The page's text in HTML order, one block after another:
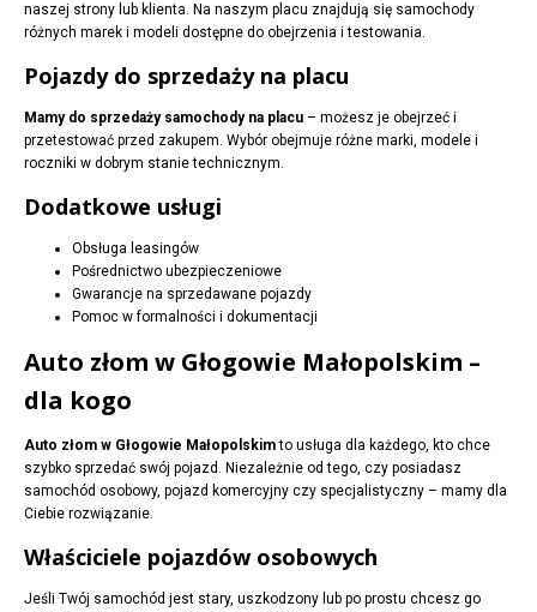
naszej strony lub klienta. Na naszym placu znajdują się samochody
różnych marek i modeli dostępne do obejrzenia i testowania.
Pojazdy do sprzedaży na placu
Mamy do sprzedaży samochody na placu – możesz je obejrzeć i
przetestować przed zakupem. Wybór obejmuje różne marki, modele i
roczniki w dobrym stanie technicznym.
Dodatkowe usługi
Obsługa leasingów
Pośrednictwo ubezpieczeniowe
Gwarancje na sprzedawane pojazdy
Pomoc w formalności i dokumentacji
Auto złom w Głogowie Małopolskim –
dla kogo
Auto złom w Głogowie Małopolskimto usługa dla każdego, kto chce
szybko sprzedać swój pojazd. Niezależnie od tego, czy posiadasz
samochód osobowy, pojazd komercyjny czy specjalistyczny – mamy dla
Ciebie rozwiązanie.
Właściciele pojazdów osobowych
Jeśli Twój samochód jest stary, uszkodzony lub po prostu chcesz go